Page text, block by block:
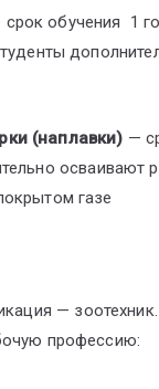
обучения 1
(наплавки) —
осваивают
газе
— зоотехник.
профессию: